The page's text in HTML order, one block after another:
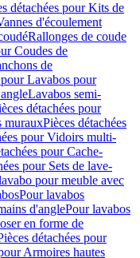
détachées pour Kits de
d'écoulement
Rallonges de coude
Coudes de
de
pour Lavabos pour
Lavabos semi-
détachées pour
murauxPièces détachées
pour Vidoirs multi-
pour Cache-
pour Sets de lave-
pour meuble avec
Pour lavabos
d'anglePour lavabos
en forme de
détachées pour
Armoires hautes